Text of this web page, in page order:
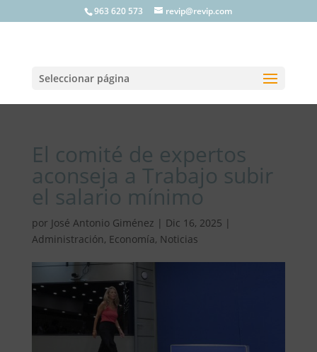
963 620 573 revip@revip.com
Seleccionar página
El comité de expertos
aconseja a Trabajo subir
el salario mínimo
por José Antonio Giménez | Dic 16, 2025 |
Administración, Economía, Noticias